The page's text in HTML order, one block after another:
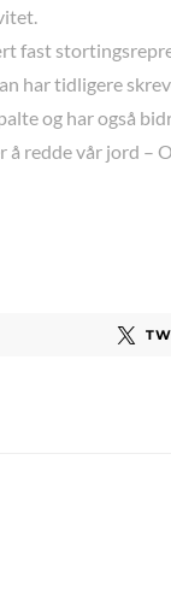
fast
har tidligere
og har også
å redde vår jord –